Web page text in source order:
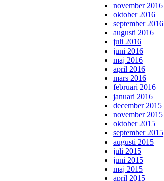
november 2016
oktober 2016
september 2016
augusti 2016
juli 2016
juni 2016
maj 2016
april 2016
mars 2016
februari 2016
januari 2016
december 2015
november 2015
oktober 2015
september 2015
augusti 2015
juli 2015
juni 2015
maj 2015
april 2015